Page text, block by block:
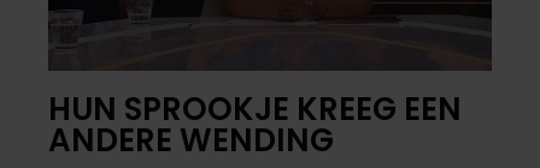
HUN SPROOKJE KREEG EEN
ANDERE WENDING